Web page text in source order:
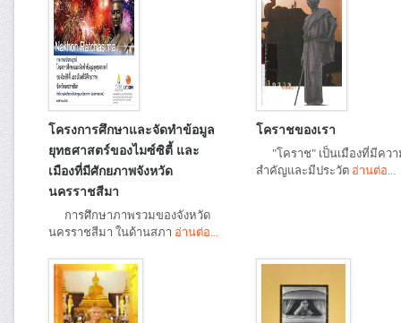
โครงการศึกษาและจัดทำข้อมูล
ยุทธศาสตร์ของไมซ์ซิตี้ และ
เมืองที่มีศักยภาพจังหวัด
นครราชสีมา
การศึกษาภาพรวมของจังหวัด
นครราชสีมา ในด้านสภา อ่านต่อ...
โคราชของเรา
"โคราช" เป็นเมืองที่มีคว
สำคัญและมีประวัต อ่านต่อ...